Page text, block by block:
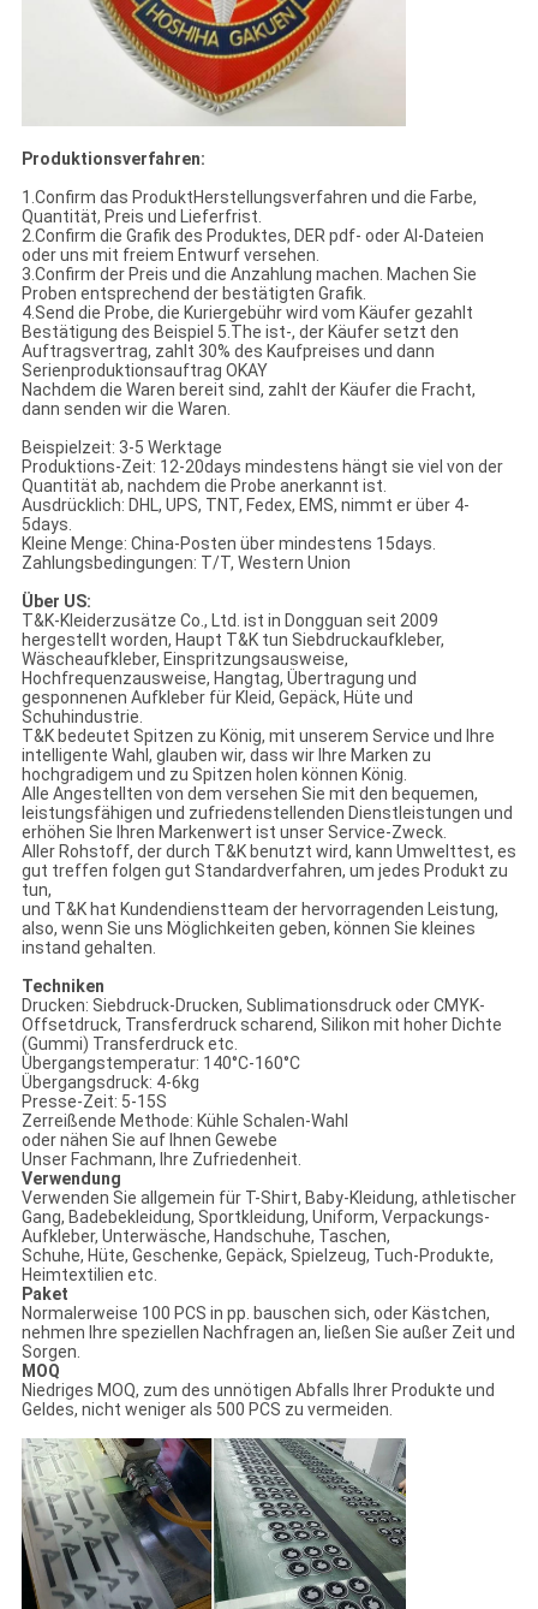
Produktionsverfahren:
1.Confirm das ProduktHerstellungsverfahren und die Farbe,
Quantität, Preis und Lieferfrist.
2.Confirm die Grafik des Produktes, DER pdf- oder AI-Dateien
oder uns mit freiem Entwurf versehen.
3.Confirm der Preis und die Anzahlung machen. Machen Sie
Proben entsprechend der bestätigten Grafik.
4.Send die Probe, die Kuriergebühr wird vom Käufer gezahlt
Bestätigung des Beispiel 5.The ist-, der Käufer setzt den
Auftragsvertrag, zahlt 30% des Kaufpreises und dann
Serienproduktionsauftrag OKAY
Nachdem die Waren bereit sind, zahlt der Käufer die Fracht,
dann senden wir die Waren.
Beispielzeit: 3-5 Werktage
Produktions-Zeit: 12-20days mindestens hängt sie viel von der
Quantität ab, nachdem die Probe anerkannt ist.
Ausdrücklich: DHL, UPS, TNT, Fedex, EMS, nimmt er über 4-
5days.
Kleine Menge: China-Posten über mindestens 15days.
Zahlungsbedingungen: T/T, Western Union
Über US:
T&K-Kleiderzusätze Co., Ltd. ist in Dongguan seit 2009
hergestellt worden, Haupt T&K tun Siebdruckaufkleber,
Wäscheaufkleber, Einspritzungsausweise,
Hochfrequenzausweise, Hangtag, Übertragung und
gesponnenen Aufkleber für Kleid, Gepäck, Hüte und
Schuhindustrie.
T&K bedeutet Spitzen zu König, mit unserem Service und Ihre
intelligente Wahl, glauben wir, dass wir Ihre Marken zu
hochgradigem und zu Spitzen holen können König.
Alle Angestellten von dem versehen Sie mit den bequemen,
leistungsfähigen und zufriedenstellenden Dienstleistungen und
erhöhen Sie Ihren Markenwert ist unser Service-Zweck.
Aller Rohstoff, der durch T&K benutzt wird, kann Umwelttest, es
gut treffen folgen gut Standardverfahren, um jedes Produkt zu
tun,
und T&K hat Kundendienstteam der hervorragenden Leistung,
also, wenn Sie uns Möglichkeiten geben, können Sie kleines
instand gehalten.
Techniken
Drucken: Siebdruck-Drucken, Sublimationsdruck oder CMYK-
Offsetdruck, Transferdruck scharend, Silikon mit hoher Dichte
(Gummi) Transferdruck etc.
Übergangstemperatur: 140°C-160°C
Übergangsdruck: 4-6kg
Presse-Zeit: 5-15S
Zerreißende Methode: Kühle Schalen-Wahl
oder nähen Sie auf Ihnen Gewebe
Unser Fachmann, Ihre Zufriedenheit.
Verwendung
Verwenden Sie allgemein für T-Shirt, Baby-Kleidung, athletischer
Gang, Badebekleidung, Sportkleidung, Uniform, Verpackungs-
Aufkleber, Unterwäsche, Handschuhe, Taschen,
Schuhe, Hüte, Geschenke, Gepäck, Spielzeug, Tuch-Produkte,
Heimtextilien etc.
Paket
Normalerweise 100 PCS in pp. bauschen sich, oder Kästchen,
nehmen Ihre speziellen Nachfragen an, ließen Sie außer Zeit und
Sorgen.
MOQ
Niedriges MOQ, zum des unnötigen Abfalls Ihrer Produkte und
Geldes, nicht weniger als 500 PCS zu vermeiden.